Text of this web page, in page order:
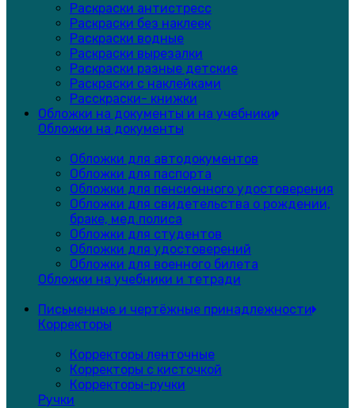
Раскраски антистресс
Раскраски без наклеек
Раскраски водные
Раскраски вырезалки
Раскраски разные детские
Раскраски с наклейками
Расскраски- книжки
Обложки на документы и на учебники
Обложки на документы
Обложки для автодокументов
Обложки для паспорта
Обложки для пенсионного удостоверения
Обложки для свидетельства о рождении,
браке, мед.полиса
Обложки для студентов
Обложки для удостоверений
Обложки для военного билета
Обложки на учебники и тетради
Письменные и чертёжные принадлежности
Корректоры
Корректоры ленточные
Корректоры с кисточкой
Корректоры-ручки
Ручки